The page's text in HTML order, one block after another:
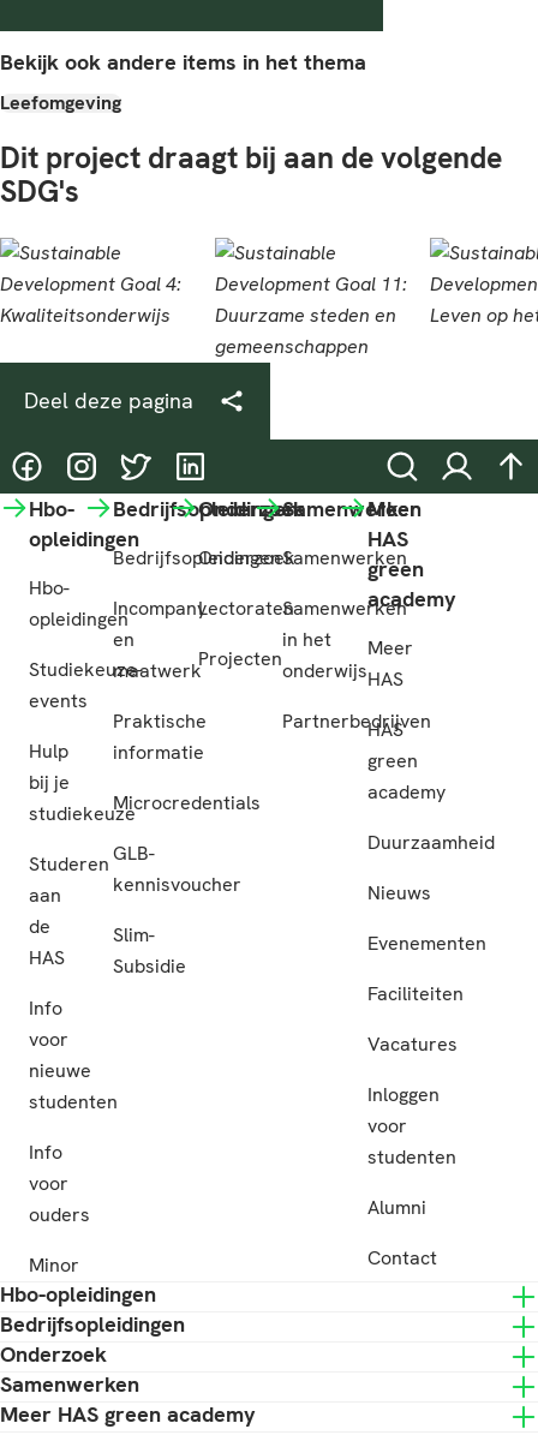
Bekijk ook andere items in het thema
Leefomgeving
Dit project draagt bij aan de volgende
SDG's
Deel deze pagina
@HASgreenacademy
@HASgreenacademy
@greenacademyHAS
@HASgreenacademy ZoekenInloggen
Hbo-
opleidingen
Hbo-
opleidingen
Studiekeuze-
events
Hulp
bij je
studiekeuze
Studeren
aan
de
HAS
Info
voor
nieuwe
studenten
Info
voor
ouders
Minor
Bedrijfsopleidingen
Bedrijfsopleidingen
Incompany
en
maatwerk
Praktische
informatie
Microcredentials
GLB-
kennisvoucher
Slim-
Subsidie
Onderzoek
Onderzoek
Lectoraten
Projecten
Samenwerken
Samenwerken
Samenwerken
in het
onderwijs
Partnerbedrijven
Meer
HAS
green
academy
Meer
HAS
HAS
green
academy
Duurzaamheid
Nieuws
Evenementen
Faciliteiten
Vacatures
Inloggen
voor
studenten
Alumni
Contact
Hbo-opleidingen
Bedrijfsopleidingen
Onderzoek
Samenwerken
Meer HAS green academy